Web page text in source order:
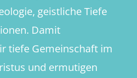
geistliche Tiefe
Damit
tiefe Gemeinschaft im
und ermutigen